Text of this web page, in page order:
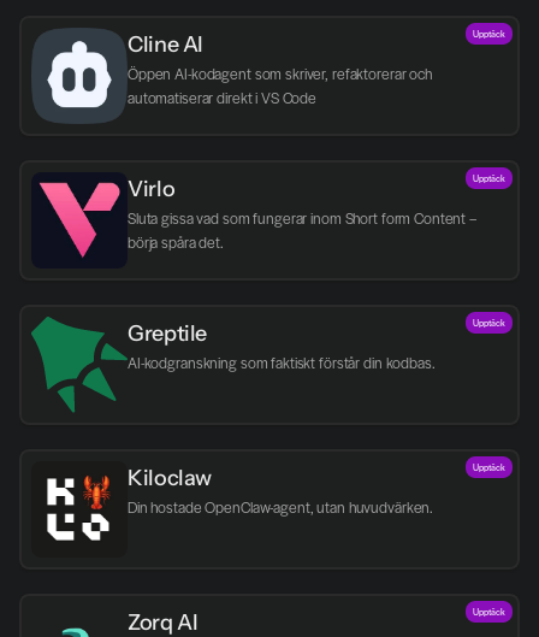
Cline AI
Öppen AI-kodagent som skriver, refaktorerar och
automatiserar direkt i VS Code
Upptäck
Virlo
Sluta gissa vad som fungerar inom Short form Content –
börja spåra det.
Upptäck
Greptile
AI-kodgranskning som faktiskt förstår din kodbas.
Upptäck
Kiloclaw
Din hostade OpenClaw-agent, utan huvudvärken.
Upptäck
Zorq AI Upptäck